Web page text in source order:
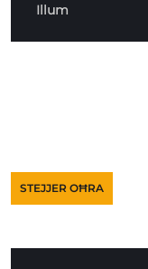
Illum
STEJJER OĦRA